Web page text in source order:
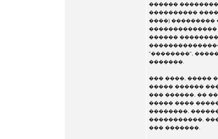
������
����������
����) ���������
��������������
������
"��������",
�������.
��� ����, �����
����� ������
��� ������, ��
����� ����
��������,
�����������,
��� �������.